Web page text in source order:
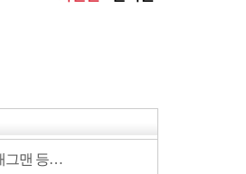
그맨 등…